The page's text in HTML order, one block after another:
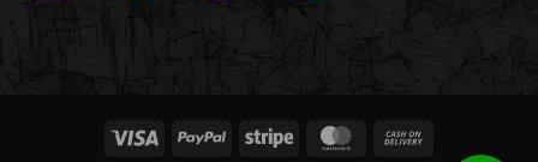
Visa PayPal Stripe MasterCard